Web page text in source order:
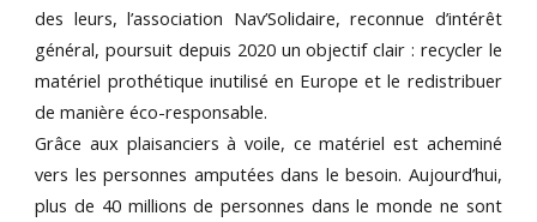
des leurs, l’association Nav’Solidaire, reconnue d’intérêt
général, poursuit depuis 2020 un objectif clair : recycler le
matériel prothétique inutilisé en Europe et le redistribuer
de manière éco-responsable.
Grâce aux plaisanciers à voile, ce matériel est acheminé
vers les personnes amputées dans le besoin. Aujourd’hui,
plus de 40 millions de personnes dans le monde ne sont